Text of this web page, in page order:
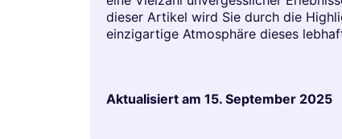
dieser Artikel wird Sie durch die
einzigartige Atmosphäre dieses
Aktualisiert am 15. September 2025